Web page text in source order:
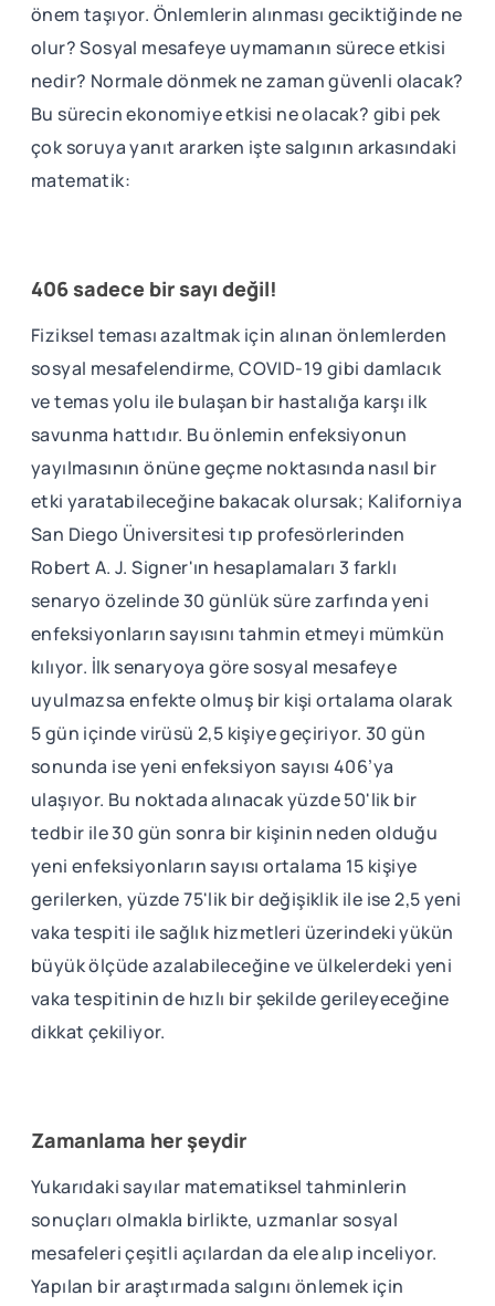
önem taşıyor. Önlemlerin alınması geciktiğinde ne
olur? Sosyal mesafeye uymamanın sürece etkisi
nedir? Normale dönmek ne zaman güvenli olacak?
Bu sürecin ekonomiye etkisi ne olacak? gibi pek
çok soruya yanıt ararken işte salgının arkasındaki
matematik:
406 sadece bir sayı değil!
Fiziksel teması azaltmak için alınan önlemlerden
sosyal mesafelendirme, COVID-19 gibi damlacık
ve temas yolu ile bulaşan bir hastalığa karşı ilk
savunma hattıdır. Bu önlemin enfeksiyonun
yayılmasının önüne geçme noktasında nasıl bir
etki yaratabileceğine bakacak olursak; Kaliforniya
San Diego Üniversitesi tıp profesörlerinden
Robert A. J. Signer'ın hesaplamaları 3 farklı
senaryo özelinde 30 günlük süre zarfında yeni
enfeksiyonların sayısını tahmin etmeyi mümkün
kılıyor. İlk senaryoya göre sosyal mesafeye
uyulmazsa enfekte olmuş bir kişi ortalama olarak
5 gün içinde virüsü 2,5 kişiye geçiriyor. 30 gün
sonunda ise yeni enfeksiyon sayısı 406’ya
ulaşıyor. Bu noktada alınacak yüzde 50'lik bir
tedbir ile 30 gün sonra bir kişinin neden olduğu
yeni enfeksiyonların sayısı ortalama 15 kişiye
gerilerken, yüzde 75'lik bir değişiklik ile ise 2,5 yeni
vaka tespiti ile sağlık hizmetleri üzerindeki yükün
büyük ölçüde azalabileceğine ve ülkelerdeki yeni
vaka tespitinin de hızlı bir şekilde gerileyeceğine
dikkat çekiliyor.
Zamanlama her şeydir
Yukarıdaki sayılar matematiksel tahminlerin
sonuçları olmakla birlikte, uzmanlar sosyal
mesafeleri çeşitli açılardan da ele alıp inceliyor.
Yapılan bir araştırmada salgını önlemek için